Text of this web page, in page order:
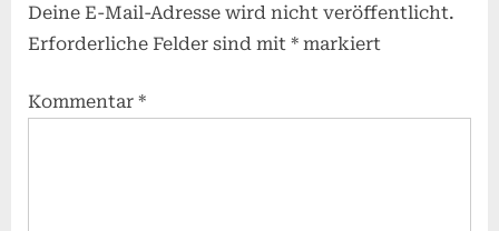
Deine E-Mail-Adresse wird nicht veröffentlicht.
Erforderliche Felder sind mit * markiert
Kommentar *